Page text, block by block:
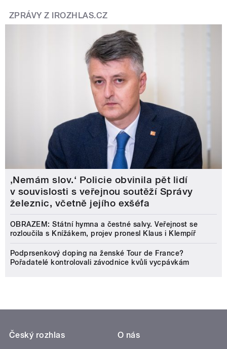
ZPRÁVY Z IROZHLAS.CZ
‚Nemám slov.‘ Policie obvinila pět lidí
v souvislosti s veřejnou soutěží Správy
železnic, včetně jejího exšéfa
OBRAZEM: Státní hymna a čestné salvy. Veřejnost se
rozloučila s Knížákem, projev pronesl Klaus i Klempíř
Podprsenkový doping na ženské Tour de France?
Pořadatelé kontrolovali závodnice kvůli vycpávkám
Český rozhlas
O nás